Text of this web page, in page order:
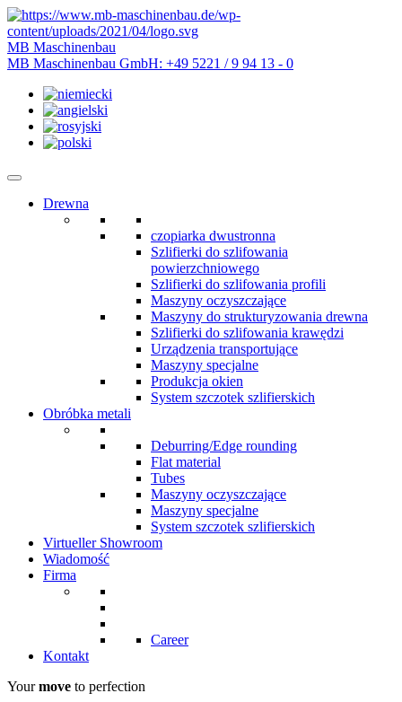
MB Maschinenbau
MB Maschinenbau GmbH: +49 5221 / 9 94 13 - 0
Drewna
czopiarka dwustronna
Szlifierki do szlifowania
powierzchniowego
Szlifierki do szlifowania profili
Maszyny oczyszczające
Maszyny do strukturyzowania drewna
Szlifierki do szlifowania krawędzi
Urządzenia transportujące
Maszyny specjalne
Produkcja okien
System szczotek szlifierskich
Obróbka metali
Deburring/Edge rounding
Flat material
Tubes
Maszyny oczyszczające
Maszyny specjalne
System szczotek szlifierskich
Virtueller Showroom
Wiadomość
Firma
Career
Kontakt
Yourmove to perfection